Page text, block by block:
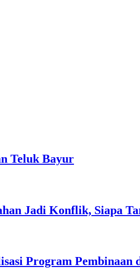
Teluk Bayur
Jadi Konflik, Siapa
Program Pembinaan